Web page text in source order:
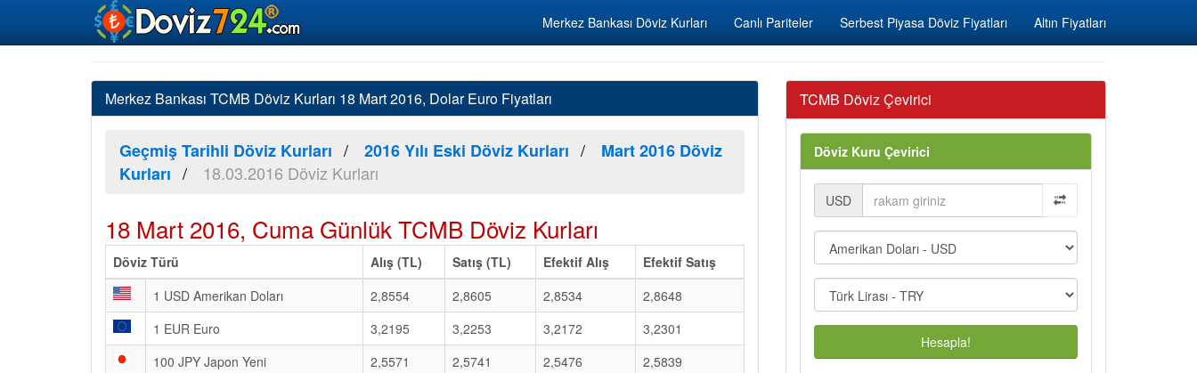
Merkez Bankası Döviz Kurları Canlı Pariteler Serbest Piyasa Döviz Fiyatları Altın Fiyatları
Merkez Bankası TCMB Döviz Kurları 18 Mart 2016, Dolar Euro Fiyatları
Geçmiş Tarihli Döviz Kurları 2016 Yılı Eski Döviz Kurları
Mart 2016 Döviz
Kurları
18.03.2016 Döviz Kurları
18 Mart 2016, Cuma Günlük TCMB Döviz Kurları
Döviz Türü Alış (TL) Satış (TL) Efektif Alış
Efektif Satış
1 USD Amerikan Doları
2,8554 2,8605 2,8534
2,8648
1 EUR Euro
3,2195 3,2253 3,2172
3,2301
100 JPY Japon Yeni
2,5571 2,5741 2,5476
2,5839
TCMB Döviz Çevirici
Döviz Kuru Çevirici
USD
Hesapla!